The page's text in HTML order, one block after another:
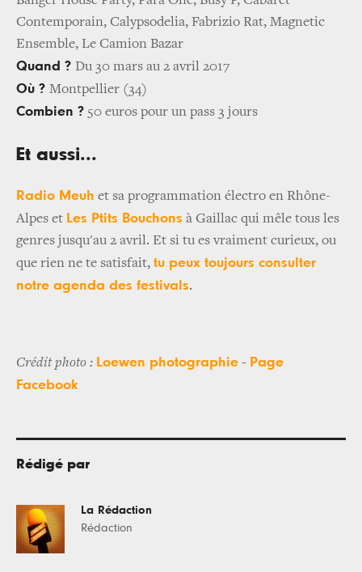
Contemporain, Calypsodelia, Fabrizio Rat, Magnetic
Ensemble, Le Camion Bazar
Quand ? Du 30 mars au 2 avril 2017
Où ? Montpellier (34)
Combien ? 50 euros pour un pass 3 jours
Et aussi...
Radio Meuh et sa programmation électro en Rhône-
Alpes et Les Ptits Bouchons à Gaillac qui mêle tous les
genres jusqu'au 2 avril. Et si tu es vraiment curieux, ou
que rien ne te satisfait, tu peux toujours consulter
notre agenda des festivals.
Crédit photo : Loewen photographie - Page
Facebook
Rédigé par
La Rédaction
Rédaction